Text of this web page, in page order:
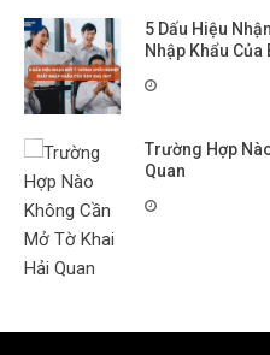
5 Dấu Hiệu
Nhập Khẩu Của
Trường Hợp
Quan